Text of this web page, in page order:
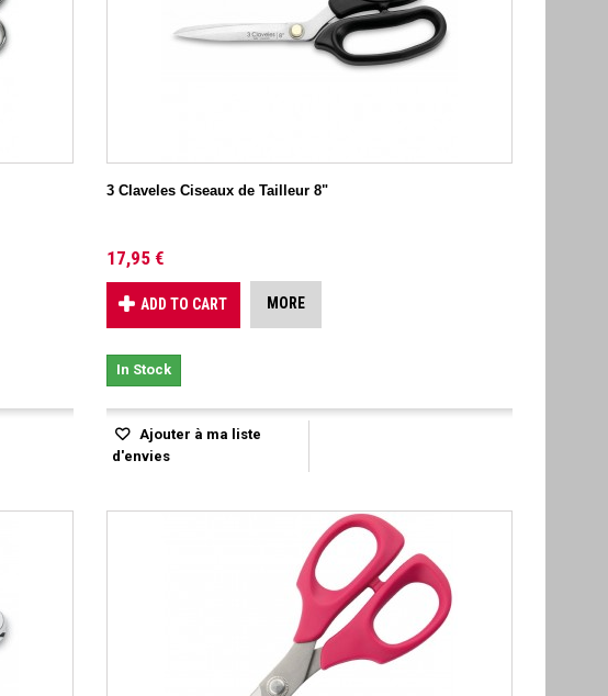
3 Claveles Ciseaux de Tailleur 8"
17,95 €
ADD TO CART MORE
In Stock
Ajouter à ma liste
d'envies